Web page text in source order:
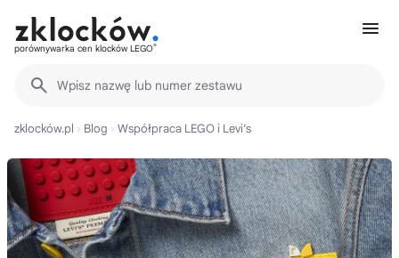
porównywarka cen klocków LEGO®
Wpisz nazwę lub numer zestawu
zklocków.pl Blog Współpraca LEGO i Levi’s